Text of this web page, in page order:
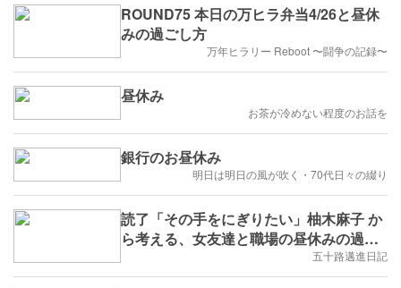
ROUND75 本日の万ヒラ弁当4/26と昼休
みの過ごし方
万年ヒラリー Reboot 〜闘争の記録〜
昼休み
お茶が冷めない程度のお話を
銀行のお昼休み
明日は明日の風が吹く・70代日々の綴り
読了「その手をにぎりたい」柚木麻子 か
ら考える、女友達と職場の昼休みの過ご
五十路邁進日記